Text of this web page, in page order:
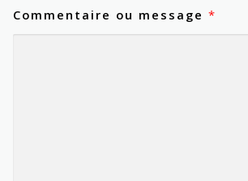
c
t
Commentaire ou message *